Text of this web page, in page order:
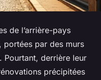
de l’arrière-pays
portées par des murs
Pourtant, derrière leur
précipitées